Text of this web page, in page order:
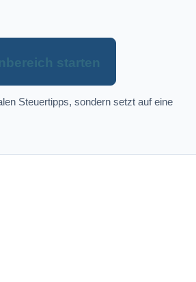
starten
Steuertipps, sondern setzt auf eine